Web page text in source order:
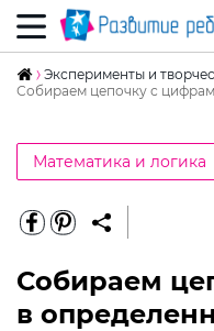
Эксперименты и
Собираем цепочку с
Математика и логика
Собираем
в